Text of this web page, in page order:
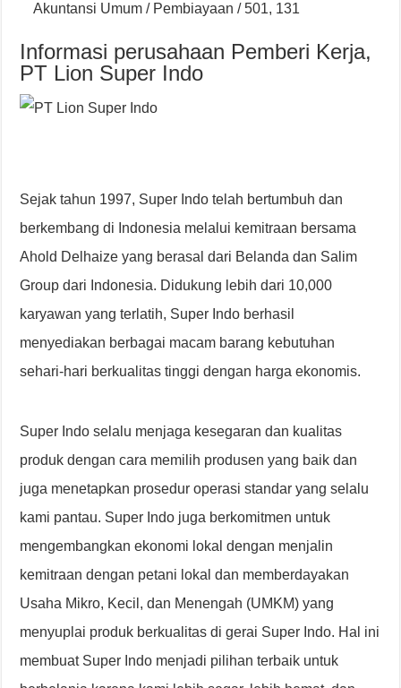
Akuntansi Umum / Pembiayaan / 501, 131
Informasi perusahaan Pemberi Kerja,
PT Lion Super Indo
Sejak tahun 1997, Super Indo telah bertumbuh dan
berkembang di Indonesia melalui kemitraan bersama
Ahold Delhaize yang berasal dari Belanda dan Salim
Group dari Indonesia. Didukung lebih dari 10,000
karyawan yang terlatih, Super Indo berhasil
menyediakan berbagai macam barang kebutuhan
sehari-hari berkualitas tinggi dengan harga ekonomis.
Super Indo selalu menjaga kesegaran dan kualitas
produk dengan cara memilih produsen yang baik dan
juga menetapkan prosedur operasi standar yang selalu
kami pantau. Super Indo juga berkomitmen untuk
mengembangkan ekonomi lokal dengan menjalin
kemitraan dengan petani lokal dan memberdayakan
Usaha Mikro, Kecil, dan Menengah (UMKM) yang
menyuplai produk berkualitas di gerai Super Indo. Hal ini
membuat Super Indo menjadi pilihan terbaik untuk